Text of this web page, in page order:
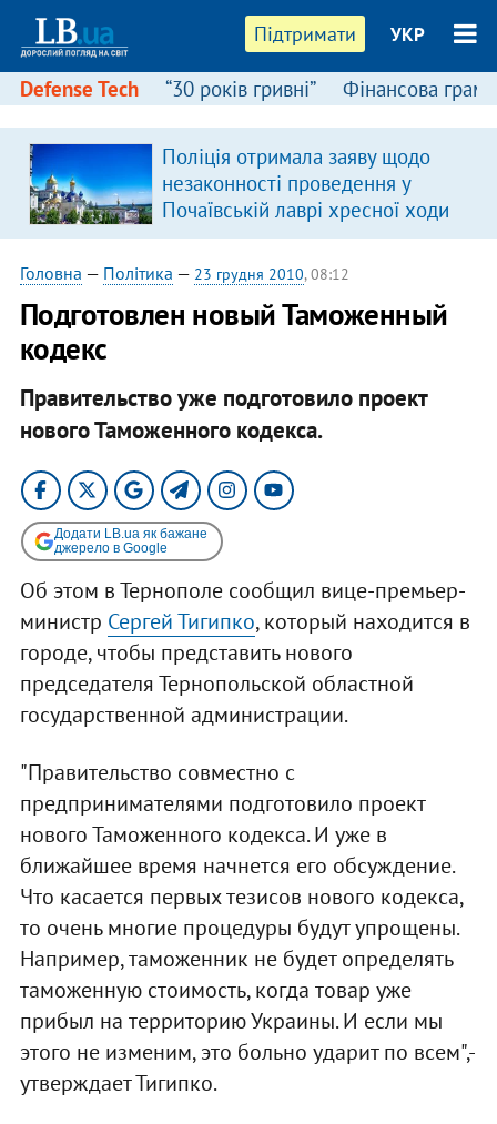
Підтримати УКР
Defense Tech “30 років гривні” Фінансова
Поліція отримала заяву щодо
незаконності проведення у
Почаївській лаврі хресної ходи
Головна — Політика — 23 грудня 2010, 08:12
Подготовлен новый Таможенный
кодекс
Правительство уже подготовило проект
нового Таможенного кодекса.​
Додати LB.ua як бажане
джерело в Google
Об этом в Тернополе сообщил вице-премьер-
министр Сергей Тигипко, который находится в
городе, чтобы представить нового
председателя Тернопольской областной
государственной администрации.
"Правительство совместно с
предпринимателями подготовило проект
нового Таможенного кодекса. И уже в
ближайшее время начнется его обсуждение.
Что касается первых тезисов нового кодекса,
то очень многие процедуры будут упрощены.
Например, таможенник не будет определять
таможенную стоимость, когда товар уже
прибыл на территорию Украины. И если мы
этого не изменим, это больно ударит по всем",-
утверждает Тигипко.